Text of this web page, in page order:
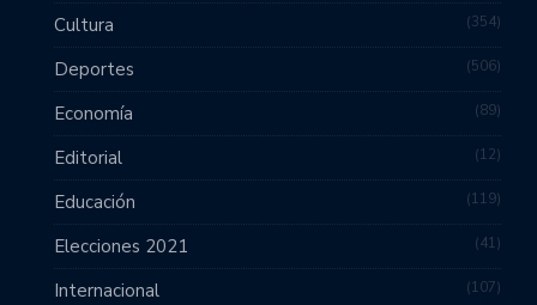
Cultura 354
Deportes 506
Economía 89
Editorial 12
Educación 119
Elecciones 2021 41
Internacional 107